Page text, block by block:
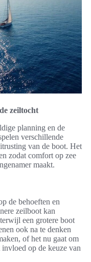
zeiltocht
planning en de
verschillende
van de boot. Het
zodat comfort op zee
maakt.
de behoeften en
zeilboot kan
een grotere boot
ook na te denken
of het nu gaat om
op de keuze van